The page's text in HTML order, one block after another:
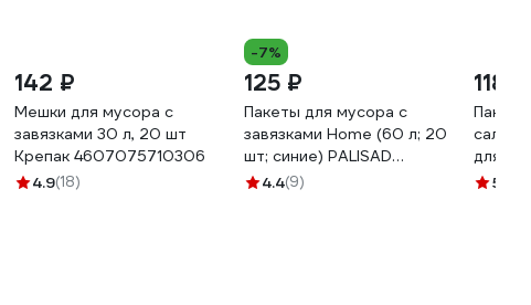
142 ₽
Мешки для мусора с
завязками 30 л, 20 шт
Крепак 4607075710306
4.9(18)
-7%
125 ₽
Пакеты для мусора с
завязками Home (60 л; 20
шт; синие) PALISAD
927205
4.4(9)
118 ₽
для
мкм
5